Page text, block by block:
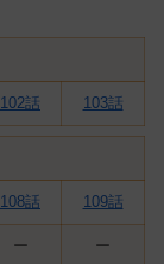
102話 103話
108話 109話
ー ー